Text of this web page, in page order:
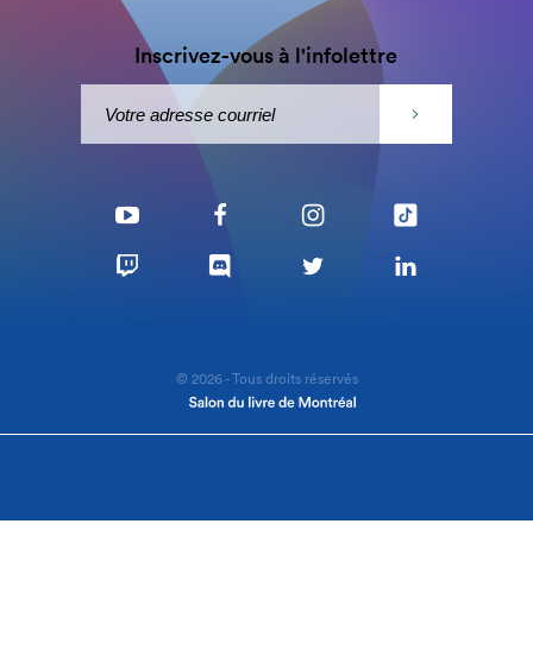
Inscrivez-vous à l'infolettre
© 2026 - Tous droits réservés